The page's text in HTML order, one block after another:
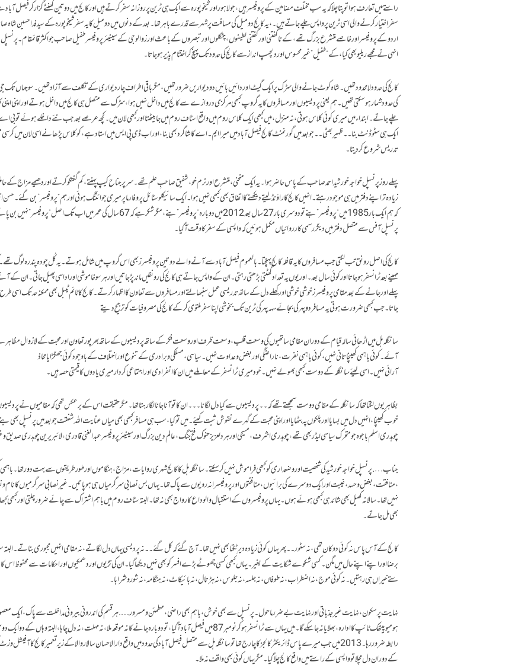
راستے میں تعارف ہوا تو پتا چلا کہ یہ سب مختلف مضامین کے پروفیسر ہیں،جو لاہور اور شیخوپورہ سے ایک ہی ٹرین پر روزانہ سفر کرتے ہیں اور کالج میں دو تین گھنٹے گزار کر فیصل آباد
سفر اختیار کرنے والی اسی ٹرین پر واپس چلے جاتے ہیں۔،یہ کالج دو میل کی مسافت پر شہر سے قدرے باہر تھا ۔بعد کے دنوں میں دو میل کا یہ سفر شیخوپورہ کے سید فدا حسین
اردو کے پروفیسر اور خاصے متشرع بزرگ تھے،کے ناگفتنی اور گفتنی لطیفوں،چٹکلوں اور تبصروں کے باعث اور زوالوجی کےسینیئر پروفیسر طفیل صاحب جو اکثر
انہی نےمجھے ریلیو بھی کیا ،کے “طفیل” غیر محسوس اور دلچسپ انداز سے کالج کی حدود تک پہنچ کر اختتام پذیر ہو جاتا۔
کالج کی حدود لامحدود تھیں۔شاہ کوٹ جانے والی سڑک پر ایک گیٹ اور دائیں بائیں دو دیواریں ضرور تھیں،مگر باقی اطراف چار دیواری کے تکلف سے آزاد تھیں۔سو جہاں تک
کی حدود شمار ہوسکتی تھیں۔ہم یعنی پردیسیوں اور مسافروں کا یہ گروپ کبھی مرکزی دروازے سے کالج میں داخل نہیں ہوا،سڑک سے متصل ہی کالج میں داخل ہوتے اور اپنی اپنی
چلے جاتے۔ابتداء میں میری کوئی کلاس ہوتی،نہ منزل،میں کبھی ایک کلاس روم میں واقع اسٹاف روم میں جا بیٹھتا اور کبھی لان میں۔کچھ عرصے بعد جب نئے داخلے ہوئے تو بی
ایک ہی سٹوڈنٹ بنا۔۔ظہیر بھٹی۔۔جو بعد میں گورنمنٹ کالج فیصل آباد میں میرا ایم۔اے کا شاگرد بھی بنا،اور اب ڈی پی ایس میں استاد ہے،کو کلاس پڑھانے اسی لان میں کرسی
تدریس شروع کر دیتا۔
پہلے روز پرنسپل خواجہ خورشید احمد صاحب کے پاس حاضر ہوا ۔یہ ایک منحنی،متشرع اور نرم خو ،شفیق صاحبِ علم تھے ۔سر پر جناح کیپ پہنتے،کم گفتگو کرتے اور دھیمے مزاج کے
زیادہ تر اپنے دفتر میں ہی موجود رہتے۔انہیں کالج کا راؤنڈ لیتے دیکھنے کا اتفاق بھی کبھی نہیں ہوا۔ایک سائیکلو سٹائل پروفارما پر میری جوائننگ ہوئی اور ہم “پروفیسر” بن
کہ ہم ایک بار 1985 میں “پروفیسر” بنے تو دوسری بار 27 سال بعد 2012 میں دوبارہ “پروفیسر” بنے، مگر شکر ہے کہ 67 سال کی عمر میں اب تک اصل
پرنسپل آفس سےمتصل دفتر میں دیگر رسمی کارروائیاں مکمل ہوئیں کہ واپسی کے سفر کا وقت آگیا۔
کالج کی اصل رونق تب لگتی جب مسافروں کا یہ قافلہ کالج پہنچتا۔بالعموم فیصل آباد سے آنے والے دو تین پروفیسرز بھی اس گروپ میں شامل ہوتے۔یہ کُل چودہ پندرہ لوگ
مہینے بعد ٹرانسفر ہوجاتا اور کوئی سال بعد۔ اور یوں یہ تعداد گھٹتی بڑھتی رہتی۔ان کے واپس جاتے ہی کالج کی رونقیں ماند پڑجاتیں اور ہر سو خاموشی اور اداسی پھیل جاتی۔ان
پہلے اور جانے کے بعد مقامی پروفیسرز خوشی خوشی اور کھلے دل کے ساتھ تدریسی عمل سنبھالتے اور مسافروں سے تعاون کا اظہار کرتے۔کالج کا ٹائم ٹیبل بھی ممکنہ حد تک اسی
جاتا۔جب کبھی ضرورت ہوتی یہ مسافر دوپہر کی بجائے سہہ پہر کی ٹرین تک بخوشی اپنا سفر ملتوی کرکے کالج کی مصروفیات کو ترجیح دیتے
سانگلہ ہل میں اڑھائی سالہ قیام کے دوران مقامی ساتھیوں کی وسعت قلب،وسعت ظرف اور وسعت فکر کے ساتھ پردیسیوں کے ساتھ بھرپور تعاون اور محبت کے لازوال
آئے۔کوئی باہمی کھینچاتانی نہیں،کوئی باہمی نفرت،ناراضگی اور بغض و عداوت نہیں۔سیاسی،مسلکی و برادری کے تنوع اور اختلاف کے باوجود کوئی جھگڑا یا محاذ
آرائی نہیں۔اسی لیئے سانگلہ کے دوست کبھی بھولے نہیں ۔خود میری ٹرانسفر کے معاملے میں ان کا انفرادی اور اجتماعی کردار میری یادوں کا قیمتی حصہ ہیں۔
بظاہر یوں لگتا تھا کہ سانگلہ کے مقامی دوست سمجھتے تھے کہ۔۔پردیسیوں سے کیا دل لگانا۔۔۔ ان کا تو آنا جانا لگا رہتا تھا۔مگر حقیقت اس کے برعکس تھی کہ مقامیوں نے
خوب کھینچا،انہیں دل میں بسایا اور پلکوں پہ بٹھایا اور اپنی محبت کے گہرے نقوش ثبت کیئے۔میں تو کیا ،سب ہی مسافر کبھی بھی میاں عنایت اللہ شفقت جو بعد میں پرنسپل بھی
چوہدری اسلم باجوہ جو متحرک سیاسی لیڈر بھی تھے،چوہدری اشرف ، مسیحی اور ہردلعزیز حنوک فتح جنگ ،عالم دین بزرگ اور سینیئر پروفیسر عبدالغنی قادری ،لائبریرین چوہدری صدیق
جناب …. پرنسپل خواجہ خورشید کی شخصیت اور وضعداری کو کبھی فراموش نہیں کر سکتے ۔سانگلہ ہل کا کالج شہری روایات، مزاج،ہنگاموں اور طور طریقوں سے بہت دور تھا۔باہمی
،منافقت،بغض و حسد،غیبت اور ایک دوسرے کی برائیوں ،منافقتوں اور پروفیسرانہ رویوں سے پاک تھا۔یہاں بس نصابی سرگرمیاں ہی ہوپاتیں۔غیر نصابی سرگرمیوں کا نام
نہیں تھا ۔سالانہ کھیل بھی شائد ہی کبھی ہوئے ہوں۔یہاں پروفیسروں کے استقبال و الوداع کا رواج بھی نہ تھا ۔البتہ سٹاف روم میں باہم اشتراک سے چائے ضرور چلتی اور کبھی
بھی مل جاتے۔
کالج کے آس پاس نہ کوئی دوکان تھی،نہ سٹور۔۔پھر یہاں کوئی زیادہ دیر ٹِکتا بھی نہیں تھا۔آج گئے کہ کل گئے۔۔نہ پردیسی یہاں دل لگاتے ،نہ مقامی انہیں مجبوری
برضا اور اپنے اپنے حال میں مگن۔کسی شکوے شکایت کے بغیر۔ یہاں کبھی کسی چھوٹے بڑے افسر کو بھی نہیں دیکھا گیا۔ان کی تڑیوں اور دھمکیوں اور احکامات سے محفوظ اس
ستے خیراں ہی رہتیں۔نہ کوئی موج ،نہ اضطراب،نہ طوفاں، نہ جلسہ،نہ جلوس،نہ ہڑتال ،نہ بائیکاٹ،نہ ہنگامہ،نہ شور و شرابا۔
نہایت پرسکون،نہایت غیرجذباتی اور نہایت بے ضرر ماحول۔پرنسپل سے بھی خوش،باہم بھی راضی،مطمئن و مسرور….ہر قسم کی اندرونی بیرونی مداخلت سے پاک، ایک
ہومیوپیتھک ٹائپ کا ادارہ، بھلایا نہ جاسکے گا۔ میں یہاں سے ٹرانسفر ہو کر نومبر 87 میں فیصل آباد آگیا،تو دوبارہ جانے کا نہ موقعہ ملا،نہ مہلت،نہ دل چاہا،البتہ
رابطہ ضرور رہا۔ 2013 میں جب میرے پاس ڈائریکٹر کالجز کا چارج تھا تو سانگلہ ہل سے متصل فیصل آباد کی حدود میں واقع دارالاحسان سالار والاکے زیر تعمیر کالج کا
کے دوران دل مچلا تو واپسی کے راستے میں واقع کالج چلاگیا۔مگر یہاں کوئی بھی واقف نہ ملا۔